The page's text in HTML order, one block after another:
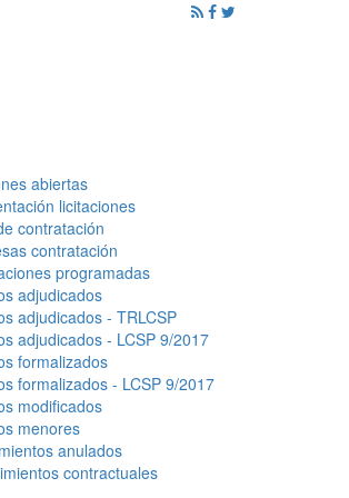
abiertas
licitaciones
contratación
contratación
programadas
adjudicados
adjudicados - TRLCSP
adjudicados - LCSP 9/2017
formalizados
formalizados - LCSP 9/2017
modificados
menores
anulados
contractuales